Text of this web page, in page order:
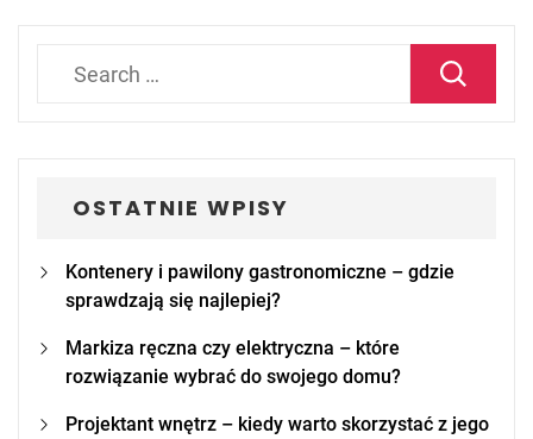
OSTATNIE WPISY
Kontenery i pawilony gastronomiczne – gdzie
sprawdzają się najlepiej?
Markiza ręczna czy elektryczna – które
rozwiązanie wybrać do swojego domu?
Projektant wnętrz – kiedy warto skorzystać z jego